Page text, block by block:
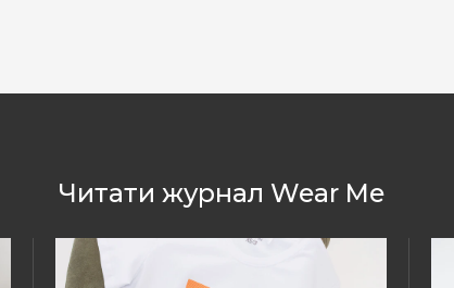
Читати журнал Wear Me